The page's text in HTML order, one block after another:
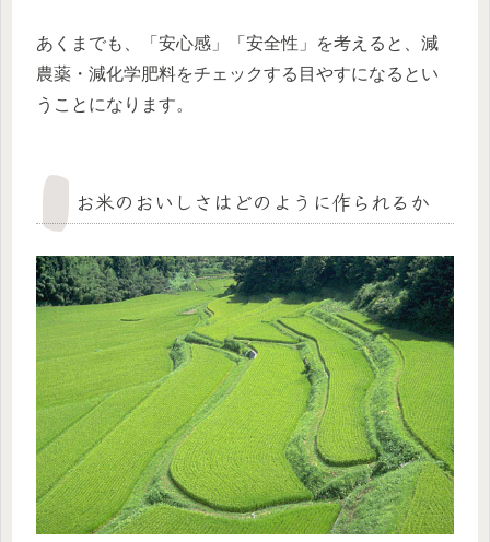
あくまでも、「安心感」「安全性」を考えると、減
農薬・減化学肥料をチェックする目やすになるとい
うことになります。
お米のおいしさはどのように作られるか